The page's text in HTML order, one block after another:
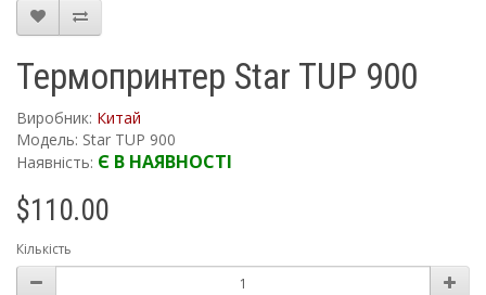
Термопринтер Star TUP 900
Виробник: Китай
Модель: Star TUP 900
Наявність: Є В НАЯВНОСТІ
$110.00
Кількість